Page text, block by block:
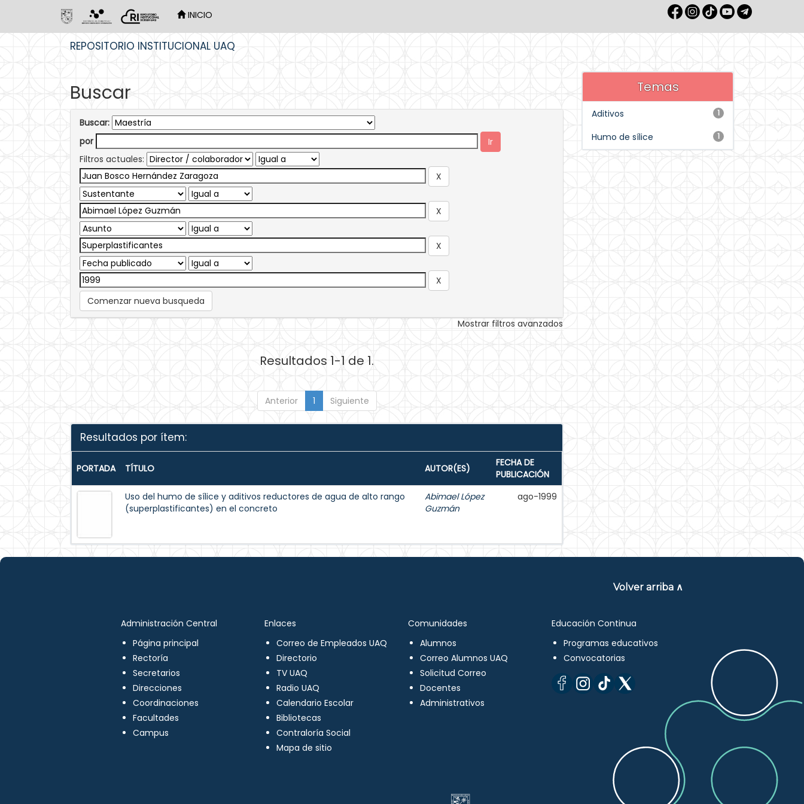
INICIO
REPOSITORIO INSTITUCIONAL UAQ
Buscar
Buscar:
por
Filtros actuales:
Comenzar nueva busqueda
Mostrar filtros avanzados
Resultados 1-1 de 1.
Anterior 1 Siguiente
Resultados por ítem:
PORTADA TÍTULO AUTOR(ES)
FECHA DE
PUBLICACIÓN
Uso del humo de sílice y aditivos reductores de agua de alto rango
(superplastificantes) en el concreto
Abimael López
Guzmán
ago-1999
Temas
1
Aditivos
1
Humo de sílice
Volver arriba ∧
Administración Central
Página principal
Rectoría
Secretarios
Direcciones
Coordinaciones
Facultades
Campus
Enlaces
Correo de Empleados UAQ
Directorio
TV UAQ
Radio UAQ
Calendario Escolar
Bibliotecas
Contraloría Social
Mapa de sitio
Comunidades
Alumnos
Correo Alumnos UAQ
Solicitud Correo
Docentes
Administrativos
Educación Continua
Programas educativos
Convocatorias